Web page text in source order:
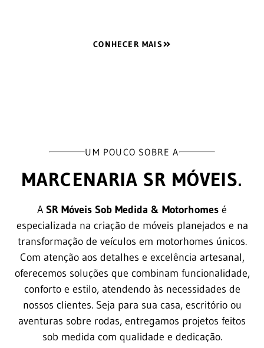
CONHECER MAIS
UM POUCO SOBRE A
MARCENARIA SR MÓVEIS.
A SR Móveis Sob Medida & Motorhomes é
especializada na criação de móveis planejados e na
transformação de veículos em motorhomes únicos.
Com atenção aos detalhes e excelência artesanal,
oferecemos soluções que combinam funcionalidade,
conforto e estilo, atendendo às necessidades de
nossos clientes. Seja para sua casa, escritório ou
aventuras sobre rodas, entregamos projetos feitos
sob medida com qualidade e dedicação.